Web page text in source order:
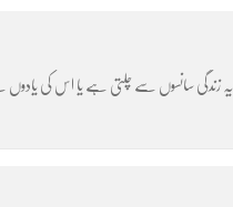
زندگی سانسوں سے چلتی ہے یا اس کی یادوں